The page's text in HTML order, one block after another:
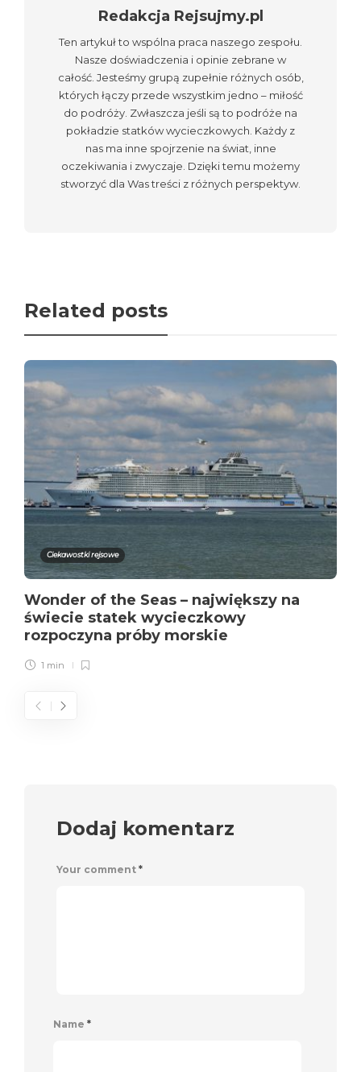
Redakcja Rejsujmy.pl
Ten artykuł to wspólna praca naszego zespołu.
Nasze doświadczenia i opinie zebrane w
całość. Jesteśmy grupą zupełnie różnych osób,
których łączy przede wszystkim jedno – miłość
do podróży. Zwłaszcza jeśli są to podróże na
pokładzie statków wycieczkowych. Każdy z
nas ma inne spojrzenie na świat, inne
oczekiwania i zwyczaje. Dzięki temu możemy
stworzyć dla Was treści z różnych perspektyw.
Related posts
Ciekawostki rejsowe
Wonder of the Seas – największy na
świecie statek wycieczkowy
rozpoczyna próby morskie
1 min
Dodaj komentarz
Your comment *
Name *